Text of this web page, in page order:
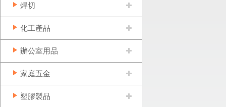
焊切
化工產品
辦公室用品
家庭五金
塑膠製品